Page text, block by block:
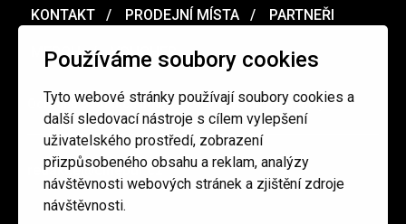
Používáme soubory cookies
Tyto webové stránky používají soubory cookies a
další sledovací nástroje s cílem vylepšení
uživatelského prostředí, zobrazení
přizpůsobeného obsahu a reklam, analýzy
návštěvnosti webových stránek a zjištění zdroje
návštěvnosti.
KONTAKT PRODEJNÍ MÍSTA PARTNEŘI
MERCH VOUCHER
Ochrana osobních údajů / Obchodní podmínky
redakce@cinepur.cz